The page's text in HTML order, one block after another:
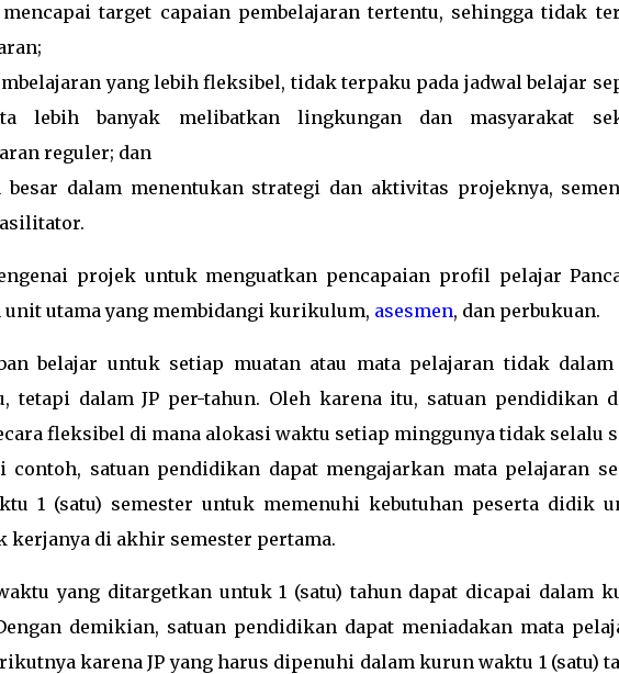
target capaian pembelajaran tertentu, sehingga tidak
yang lebih fleksibel, tidak terpaku pada jadwal belajar
lebih banyak melibatkan lingkungan dan masyarakat
reguler; dan
dalam menentukan strategi dan aktivitas projeknya,
projek untuk menguatkan pencapaian profil pelajar
utama yang membidangi kurikulum, asesmen, dan perbukuan.
belajar untuk setiap muatan atau mata pelajaran tidak
tetapi dalam JP per-tahun. Oleh karena itu, satuan pendidikan
fleksibel di mana alokasi waktu setiap minggunya tidak selalu
contoh, satuan pendidikan dapat mengajarkan mata pelajaran
1 (satu) semester untuk memenuhi kebutuhan peserta didik
kerjanya di akhir semester pertama.
yang ditargetkan untuk 1 (satu) tahun dapat dicapai dalam
demikian, satuan pendidikan dapat meniadakan mata
karena JP yang harus dipenuhi dalam kurun waktu 1 (satu)